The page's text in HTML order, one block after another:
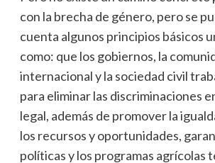
con la brecha de género, pero se
cuenta algunos principios básicos
como: que los gobiernos, la
internacional y la sociedad civil
para eliminar las discriminaciones
legal, además de promover la
los recursos y oportunidades,
políticas y los programas agrícolas